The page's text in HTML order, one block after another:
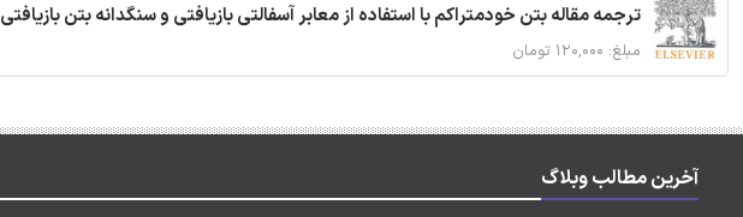
ترجمه مقاله بتن خودمتراکم با استفاده از معابر آسفالتی بازیافتی و سنگدانه بتن بازیافتی
مبلغ: ۱۲۰,۰۰۰ تومان
آخرین مطالب وبلاگ